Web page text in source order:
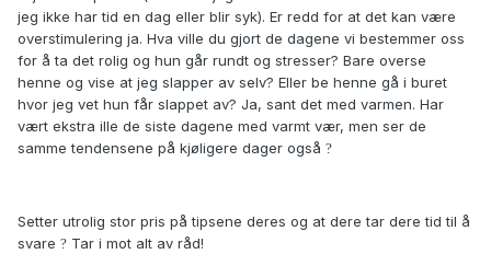
jeg ikke har tid en dag eller blir syk). Er redd for at det kan være
overstimulering ja. Hva ville du gjort de dagene vi bestemmer oss
for å ta det rolig og hun går rundt og stresser? Bare overse
henne og vise at jeg slapper av selv? Eller be henne gå i buret
hvor jeg vet hun får slappet av? Ja, sant det med varmen. Har
vært ekstra ille de siste dagene med varmt vær, men ser de
samme tendensene på kjøligere dager også ?
Setter utrolig stor pris på tipsene deres og at dere tar dere tid til å
svare ? Tar i mot alt av råd!